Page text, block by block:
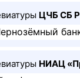
ЦЧБ СБ
НИАЦ